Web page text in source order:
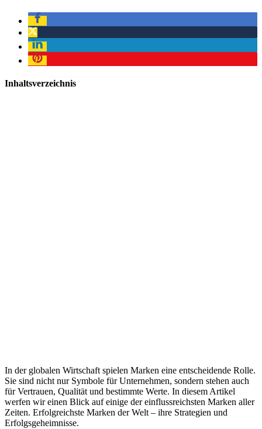
Inhaltsverzeichnis
In der globalen Wirtschaft spielen Marken eine entscheidende Rolle.
Sie sind nicht nur Symbole für Unternehmen, sondern stehen auch
für Vertrauen, Qualität und bestimmte Werte. In diesem Artikel
werfen wir einen Blick auf einige der einflussreichsten Marken aller
Zeiten. Erfolgreichste Marken der Welt – ihre Strategien und
Erfolgsgeheimnisse.